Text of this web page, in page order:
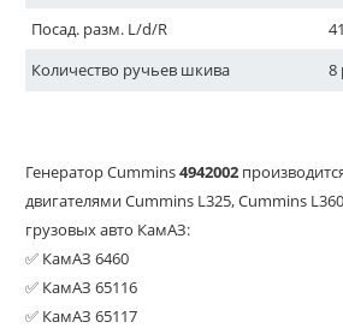
Посад. разм. L/d/R
Количество ручьев шкива
8
Генератор Cummins4942002
двигателями Cummins L325, Cummins
грузовых авто КамАЗ:
✅ КамАЗ 6460
✅ КамАЗ 65116
✅ КамАЗ 65117